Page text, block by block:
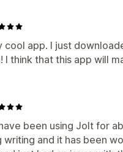
cool app. I just
I think that this app will
been using Jolt for
writing and it has been